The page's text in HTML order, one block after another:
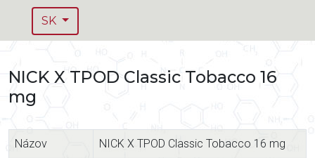
SK
NICK X TPOD Classic Tobacco 16
mg
Názov NICK X TPOD Classic Tobacco 16 mg